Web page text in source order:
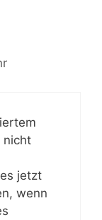
nicht
jetzt
wenn